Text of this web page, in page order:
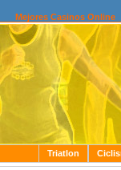
Mejores Casinos Online
Triatlon